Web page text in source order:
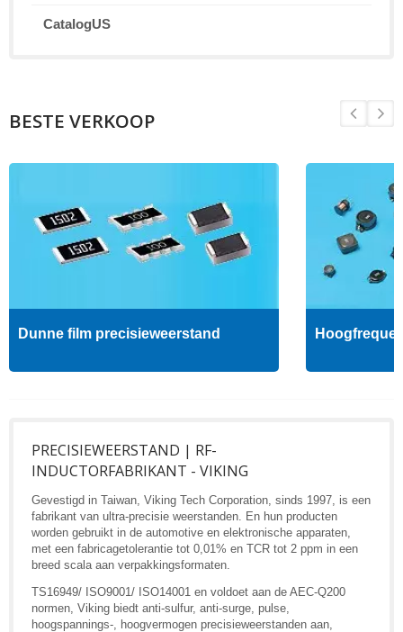
CatalogUS
BESTE VERKOOP
Dunne film precisieweerstand
PRECISIEWEERSTAND | RF-
INDUCTORFABRIKANT - VIKING
Gevestigd in Taiwan, Viking Tech Corporation, sinds 1997, is een
fabrikant van ultra-precisie weerstanden. En hun producten
worden gebruikt in de automotive en elektronische apparaten,
met een fabricagetolerantie tot 0,01% en TCR tot 2 ppm in een
breed scala aan verpakkingsformaten.
TS16949/ ISO9001/ ISO14001 en voldoet aan de AEC-Q200
normen, Viking biedt anti-sulfur, anti-surge, pulse,
hoogspannings-, hoogvermogen precisieweerstanden aan,